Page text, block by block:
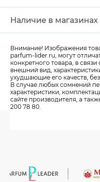
Наличие в магазинах
Внимание! Изображения
parfum-lider.ru, могут
конкретного товара, в
внешний вид,
ухудшающие его качеств,
В случае любых сомнений
характеристики,
сайте производителя, а
200 78 80.